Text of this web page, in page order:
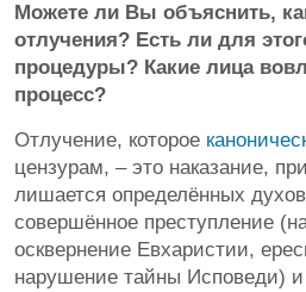
Можете ли Вы объяснить,
отлучения? Есть ли для
процедуры? Какие лица
процесс?
Отлучение, которое
цензурам, – это наказание,
лишается определённых
совершённое преступление
осквернение Евхаристии,
нарушение тайны Исповеди)